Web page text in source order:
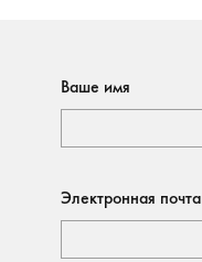
Ваше имя
Электронная почта